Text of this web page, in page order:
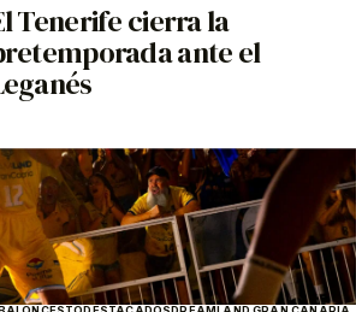
Tenerife cierra la
ante el